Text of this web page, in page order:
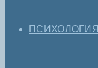
ПСИХОЛОГИЯ